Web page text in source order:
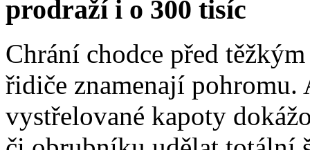
prodraží i o 300 tisíc
Chrání chodce před
řidiče znamenají
vystřelované kapoty